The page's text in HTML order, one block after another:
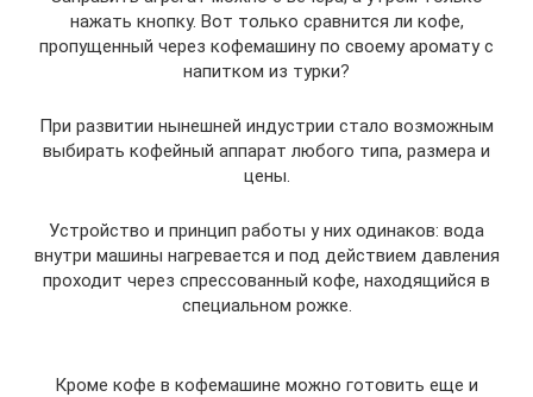
нажать кнопку. Вот только сравнится ли кофе,
пропущенный через кофемашину по своему аромату с
напитком из турки?
При развитии нынешней индустрии стало возможным
выбирать кофейный аппарат любого типа, размера и
цены.
Устройство и принцип работы у них одинаков: вода
внутри машины нагревается и под действием давления
проходит через спрессованный кофе, находящийся в
специальном рожке.
Кроме кофе в кофемашине можно готовить еще и